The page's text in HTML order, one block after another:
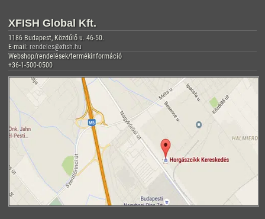
XFISH Global Kft.
1186 Budapest, Közdűlő u. 46-50.
E-mail: rendeles@xfish.hu
Webshop/rendelések/termékinformáció
+36-1-500-0500